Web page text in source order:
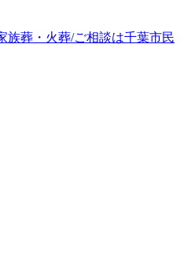
族葬・火葬/ご相談は千葉市民